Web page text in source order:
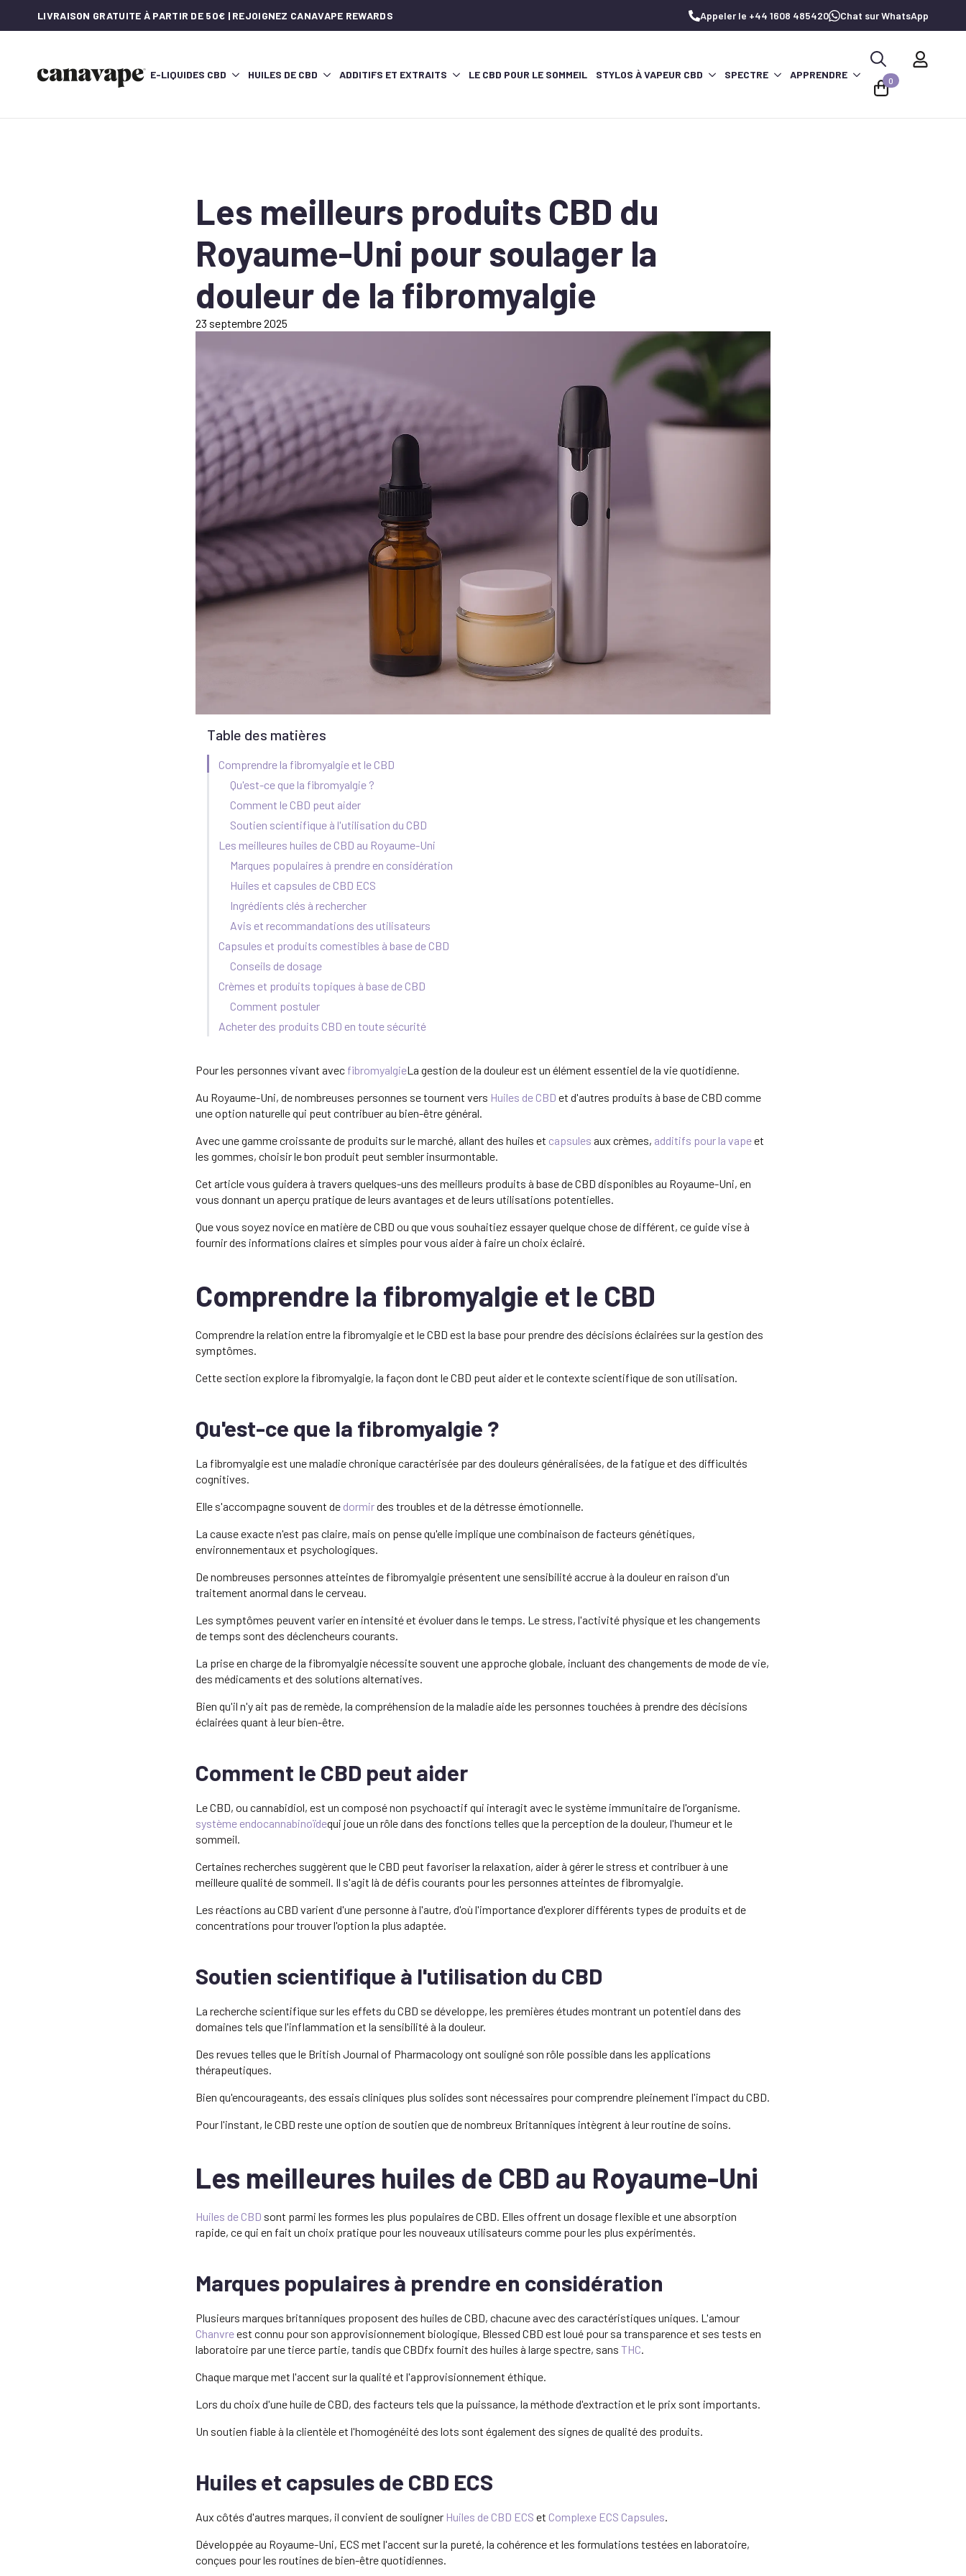
LIVRAISON GRATUITE À PARTIR DE 50€ | REJOIGNEZ CANAVAPE REWARDS Appeler le +44 1608 485420 Chat sur WhatsApp
E-LIQUIDES CBD HUILES DE CBD ADDITIFS ET EXTRAITS LE CBD POUR LE SOMMEIL STYLOS À VAPEUR CBD SPECTRE APPRENDRE
Recherche
de
0
Les meilleurs produits CBD du
Royaume-Uni pour soulager la
douleur de la fibromyalgie
23 septembre 2025
Table des matières
Comprendre la fibromyalgie et le CBD
Qu'est-ce que la fibromyalgie ?
Comment le CBD peut aider
Soutien scientifique à l'utilisation du CBD
Les meilleures huiles de CBD au Royaume-Uni
Marques populaires à prendre en considération
Huiles et capsules de CBD ECS
Ingrédients clés à rechercher
Avis et recommandations des utilisateurs
Capsules et produits comestibles à base de CBD
Conseils de dosage
Crèmes et produits topiques à base de CBD
Comment postuler
Acheter des produits CBD en toute sécurité
Pour les personnes vivant avec fibromyalgieLa gestion de la douleur est un élément essentiel de la vie quotidienne.
Au Royaume-Uni, de nombreuses personnes se tournent vers Huiles de CBD et d'autres produits à base de CBD comme
une option naturelle qui peut contribuer au bien-être général.
Avec une gamme croissante de produits sur le marché, allant des huiles et capsules aux crèmes, additifs pour la vapeet
les gommes, choisir le bon produit peut sembler insurmontable.
Cet article vous guidera à travers quelques-uns des meilleurs produits à base de CBD disponibles au Royaume-Uni, en
vous donnant un aperçu pratique de leurs avantages et de leurs utilisations potentielles.
Que vous soyez novice en matière de CBD ou que vous souhaitiez essayer quelque chose de différent, ce guide vise à
fournir des informations claires et simples pour vous aider à faire un choix éclairé.
Comprendre la fibromyalgie et le CBD
Comprendre la relation entre la fibromyalgie et le CBD est la base pour prendre des décisions éclairées sur la gestion des
symptômes.
Cette section explore la fibromyalgie, la façon dont le CBD peut aider et le contexte scientifique de son utilisation.
Qu'est-ce que la fibromyalgie ?
La fibromyalgie est une maladie chronique caractérisée par des douleurs généralisées, de la fatigue et des difficultés
cognitives.
Elle s'accompagne souvent de dormirdes troubles et de la détresse émotionnelle.
La cause exacte n'est pas claire, mais on pense qu'elle implique une combinaison de facteurs génétiques,
environnementaux et psychologiques.
De nombreuses personnes atteintes de fibromyalgie présentent une sensibilité accrue à la douleur en raison d'un
traitement anormal dans le cerveau.
Les symptômes peuvent varier en intensité et évoluer dans le temps. Le stress, l'activité physique et les changements
de temps sont des déclencheurs courants.
La prise en charge de la fibromyalgie nécessite souvent une approche globale, incluant des changements de mode de vie,
des médicaments et des solutions alternatives.
Bien qu'il n'y ait pas de remède, la compréhension de la maladie aide les personnes touchées à prendre des décisions
éclairées quant à leur bien-être.
Comment le CBD peut aider
Le CBD, ou cannabidiol, est un composé non psychoactif qui interagit avec le système immunitaire de l'organisme.
système endocannabinoïdequi joue un rôle dans des fonctions telles que la perception de la douleur, l'humeur et le
sommeil.
Certaines recherches suggèrent que le CBD peut favoriser la relaxation, aider à gérer le stress et contribuer à une
meilleure qualité de sommeil. Il s'agit là de défis courants pour les personnes atteintes de fibromyalgie.
Les réactions au CBD varient d'une personne à l'autre, d'où l'importance d'explorer différents types de produits et de
concentrations pour trouver l'option la plus adaptée.
Soutien scientifique à l'utilisation du CBD
La recherche scientifique sur les effets du CBD se développe, les premières études montrant un potentiel dans des
domaines tels que l'inflammation et la sensibilité à la douleur.
Des revues telles que le British Journal of Pharmacology ont souligné son rôle possible dans les applications
thérapeutiques.
Bien qu'encourageants, des essais cliniques plus solides sont nécessaires pour comprendre pleinement l'impact du CBD.
Pour l'instant, le CBD reste une option de soutien que de nombreux Britanniques intègrent à leur routine de soins.
Les meilleures huiles de CBD au Royaume-Uni
Huiles de CBD sont parmi les formes les plus populaires de CBD. Elles offrent un dosage flexible et une absorption
rapide, ce qui en fait un choix pratique pour les nouveaux utilisateurs comme pour les plus expérimentés.
Marques populaires à prendre en considération
Plusieurs marques britanniques proposent des huiles de CBD, chacune avec des caractéristiques uniques. L'amour
Chanvreest connu pour son approvisionnement biologique, Blessed CBD est loué pour sa transparence et ses tests en
laboratoire par une tierce partie, tandis que CBDfx fournit des huiles à large spectre, sans THC.
Chaque marque met l'accent sur la qualité et l'approvisionnement éthique.
Lors du choix d'une huile de CBD, des facteurs tels que la puissance, la méthode d'extraction et le prix sont importants.
Un soutien fiable à la clientèle et l'homogénéité des lots sont également des signes de qualité des produits.
Huiles et capsules de CBD ECS
Aux côtés d'autres marques, il convient de souligner Huiles de CBD ECS et Complexe ECS Capsules.
Développée au Royaume-Uni, ECS met l'accent sur la pureté, la cohérence et les formulations testées en laboratoire,
conçues pour les routines de bien-être quotidiennes.